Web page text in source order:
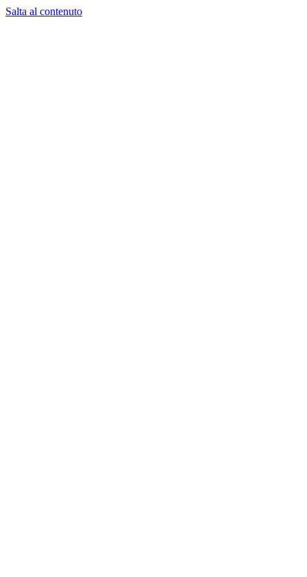
Salta al contenuto